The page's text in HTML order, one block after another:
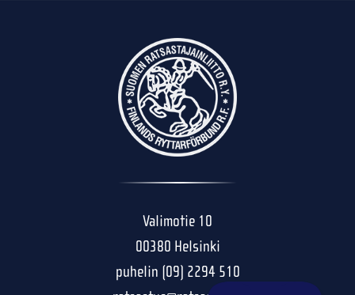
Valimotie 10
00380 Helsinki
puhelin (09) 2294 510